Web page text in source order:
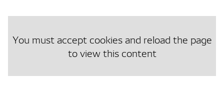
You must accept cookies and reload the page
to view this content